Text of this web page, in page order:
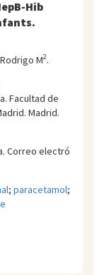
Hib
M2.
Facultad de
Madrid.
Correo electró
; paracetamol;